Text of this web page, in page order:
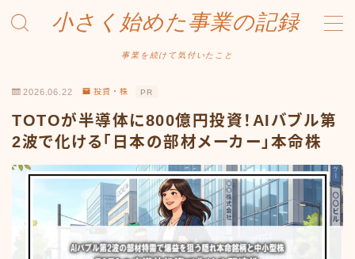
小さく始めた事業の記録
事業を続けて気付いたこと
Amazonせどり
トラブル事例
出品ノウハウ
フリマ物販
Yahoo出品
2026.06.22 投資・株 PR
TOTOが半導体に800億円投資！AIバブル第
2波で化ける「日本の部材メーカー」本命株